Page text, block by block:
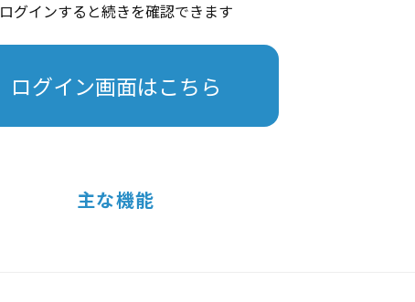
ログインすると続きを確認できます
ログイン画面はこちら
主な機能